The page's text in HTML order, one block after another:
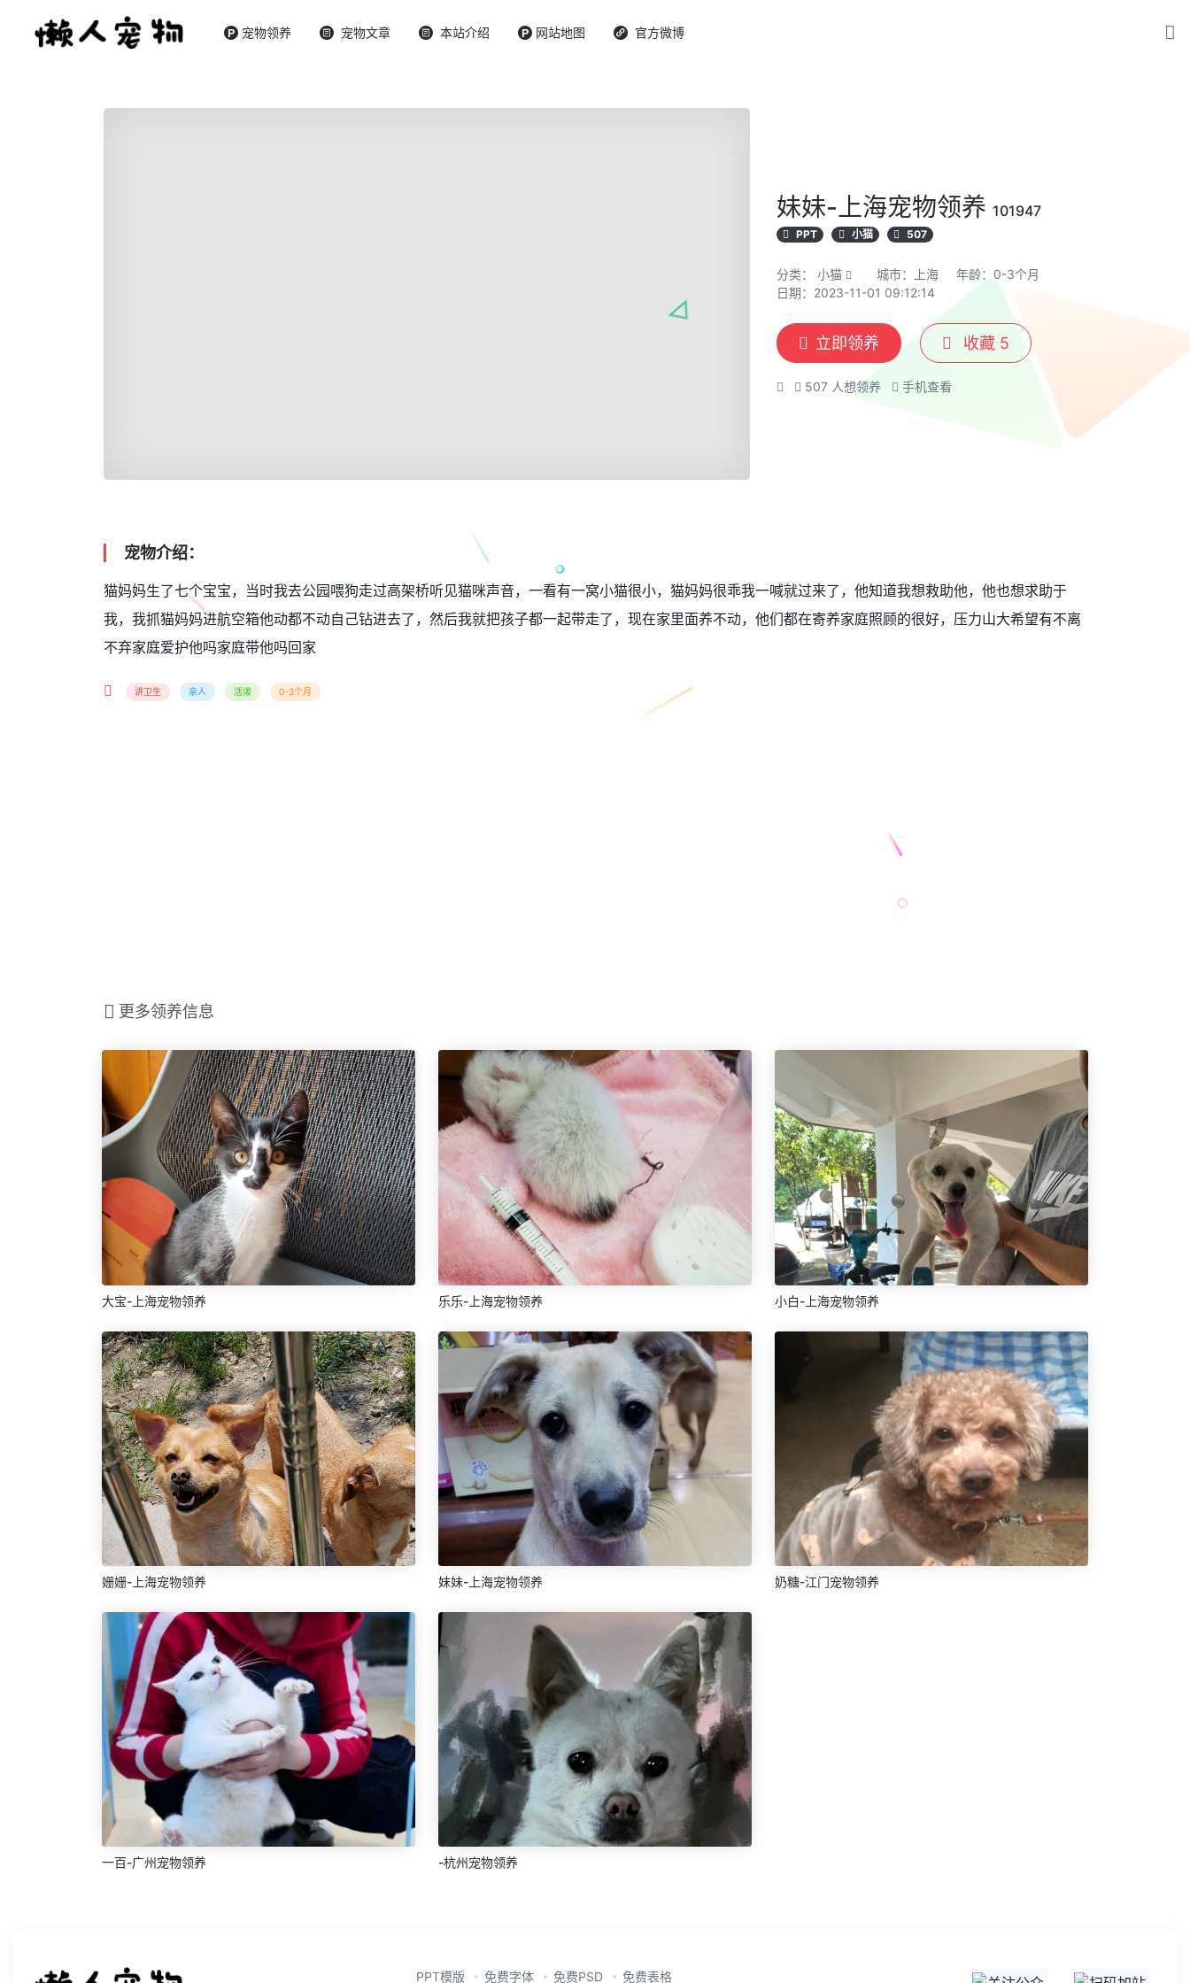
宠物领养 宠物文章 本站介绍 网站地图 官方微博
妹妹-上海宠物领养 101947
PPT 小猫 507
分类： 小猫 城市：上海
年龄：0-3个月
日期：2023-11-01 09:12:14
立即领养 收藏 5
507 人想领养 手机查看
宠物介绍：
猫妈妈生了七个宝宝，当时我去公园喂狗走过高架桥听见猫咪声音，一看有一窝小猫很小，猫妈妈很乖我一喊就过来了，他知道我想救助他，他也想求助于
我，我抓猫妈妈进航空箱他动都不动自己钻进去了，然后我就把孩子都一起带走了，现在家里面养不动，他们都在寄养家庭照顾的很好，压力山大希望有不离
不弃家庭爱护他吗家庭带他吗回家
讲卫生 亲人 活泼 0-3个月
更多领养信息
大宝-上海宠物领养 乐乐-上海宠物领养 小白-上海宠物领养
姗姗-上海宠物领养 妹妹-上海宠物领养 奶糖-江门宠物领养
一百-广州宠物领养 -杭州宠物领养
PPT模版 免费字体 免费PSD 免费表格